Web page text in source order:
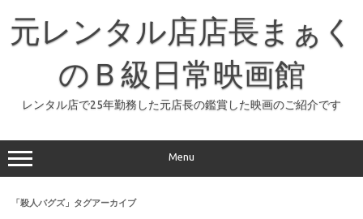
元レンタル店店長まぁく
のＢ級日常映画館
レンタル店で25年勤務した元店長の鑑賞した映画のご紹介です
Menu
「殺人バグズ」タグアーカイブ